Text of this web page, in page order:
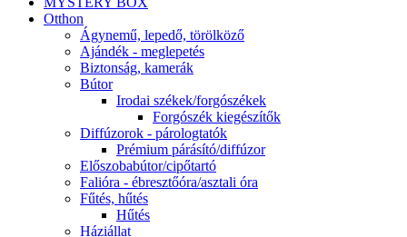
Otthon
Ágynemű, lepedő, törölköző
Ajándék - meglepetés
Biztonság, kamerák
Bútor
Irodai székek/forgószékek
Forgószék kiegészítők
Diffúzorok - párologtatók
Prémium párásító/diffúzor
Előszobabútor/cipőtartó
Falióra - ébresztőóra/asztali óra
Fűtés, hűtés
Hűtés
Háziállat